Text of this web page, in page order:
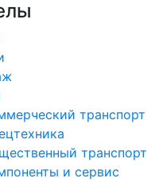
транспорт
транспорт
и сервис